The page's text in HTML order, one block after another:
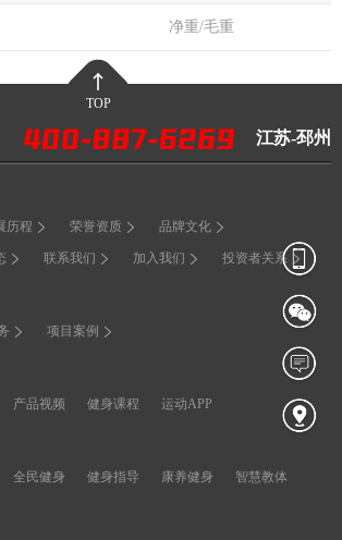
净重/毛重
TOP
江苏-邳州
历程 荣誉资质 品牌文化
联系我们 加入我们 投资者关系
项目案例
产品视频 健身课程 运动APP
全民健身 健身指导 康养健身 智慧教体